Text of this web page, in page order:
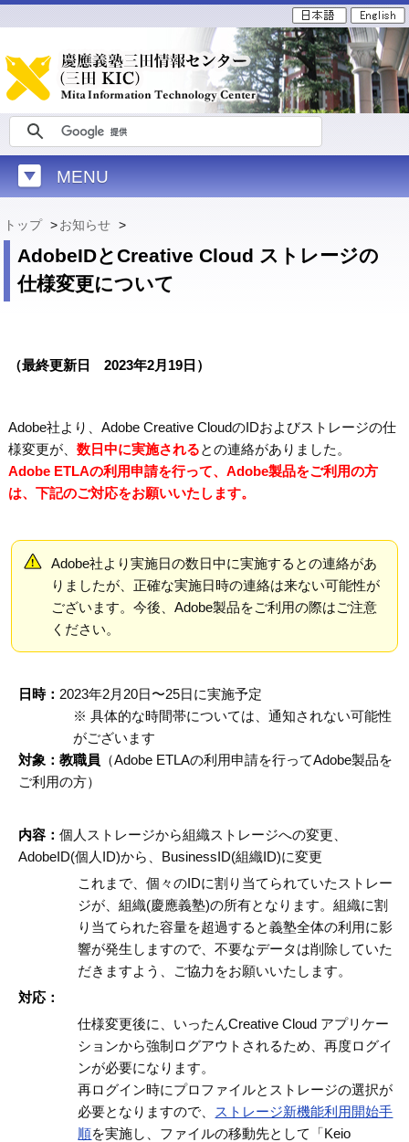
MENU
トップ >お知らせ >
AdobeIDとCreative Cloud ストレージの
仕様変更について
（最終更新日 2023年2月19日）
Adobe社より、Adobe Creative CloudのIDおよびストレージの仕
様変更が、数日中に実施されるとの連絡がありました。
Adobe ETLAの利用申請を行って、Adobe製品をご利用の方
は、下記のご対応をお願いいたします。
Adobe社より実施日の数日中に実施するとの連絡があ
りましたが、正確な実施日時の連絡は来ない可能性が
ございます。今後、Adobe製品をご利用の際はご注意
ください。
日時： 2023年2月20日〜25日に実施予定
※ 具体的な時間帯については、通知されない可能性
がございます
対象：教職員 （Adobe ETLAの利用申請を行ってAdobe製品を
ご利用の方）
内容： 個人ストレージから組織ストレージへの変更、
AdobeID(個人ID)から、BusinessID(組織ID)に変更
これまで、個々のIDに割り当てられていたストレー
ジが、組織(慶應義塾)の所有となります。組織に割
り当てられた容量を超過すると義塾全体の利用に影
響が発生しますので、不要なデータは削除していた
だきますよう、ご協力をお願いいたします。
対応：
仕様変更後に、いったんCreative Cloud アプリケー
ションから強制ログアウトされるため、再度ログイ
ンが必要になります。
再ログイン時にプロファイルとストレージの選択が
必要となりますので、 ストレージ新機能利用開始手
順を実施し、ファイルの移動先として「Keio